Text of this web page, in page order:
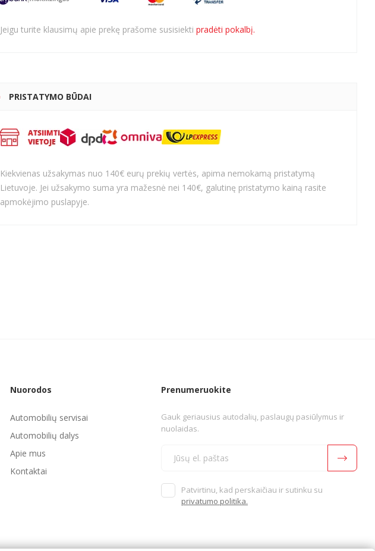
Jeigu turite klausimų apie prekę prašome susisiekti pradėti pokalbį.
PRISTATYMO BŪDAI
Kiekvienas užsakymas nuo 140€ eurų prekių vertės, apima nemokamą pristatymą
Lietuvoje. Jei užsakymo suma yra mažesnė nei 140€, galutinę pristatymo kainą rasite
apmokėjimo puslapyje.
Prenumeruokite
Gauk geriausius autodalių, paslaugų pasiūlymus ir
nuolaidas.
Patvirtinu, kad perskaičiau ir sutinku su
privatumo politika.
Nuorodos
Automobilių servisai
Automobilių dalys
Apie mus
Kontaktai